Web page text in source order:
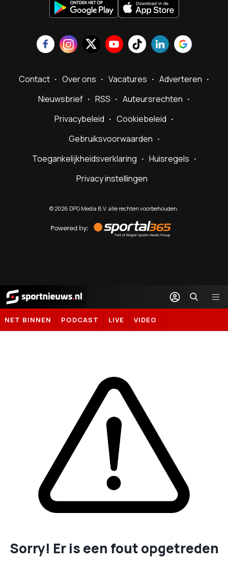
Contact Over ons Vacatures
Adverteren
Nieuwsbrief
RSS
Auteursrechten
Privacybeleid
Cookiebeleid
Gebruiksvoorwaarden
Toegankelijkheidsverklaring
Huisregels
Privacy instellingen
©2026 DPG Media B.V. alle rechten voorbehouden.
by
Sportal365
Sportnieuws.nl
NET BINNEN PODCAST LIVE VIDEO
Sorry! Er is een fout opgetreden